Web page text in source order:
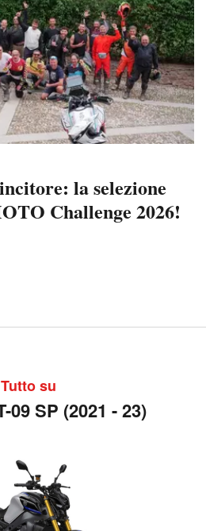
la selezione
Challenge 2026!
Tutto su
09 SP (2021 - 23)